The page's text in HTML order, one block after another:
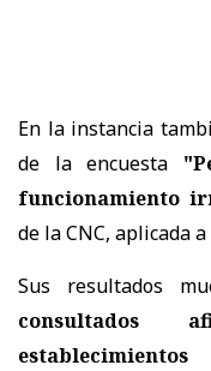
En la instancia
de la encuesta
funcionamiento
de la CNC, aplicada
Sus resultados
consultados